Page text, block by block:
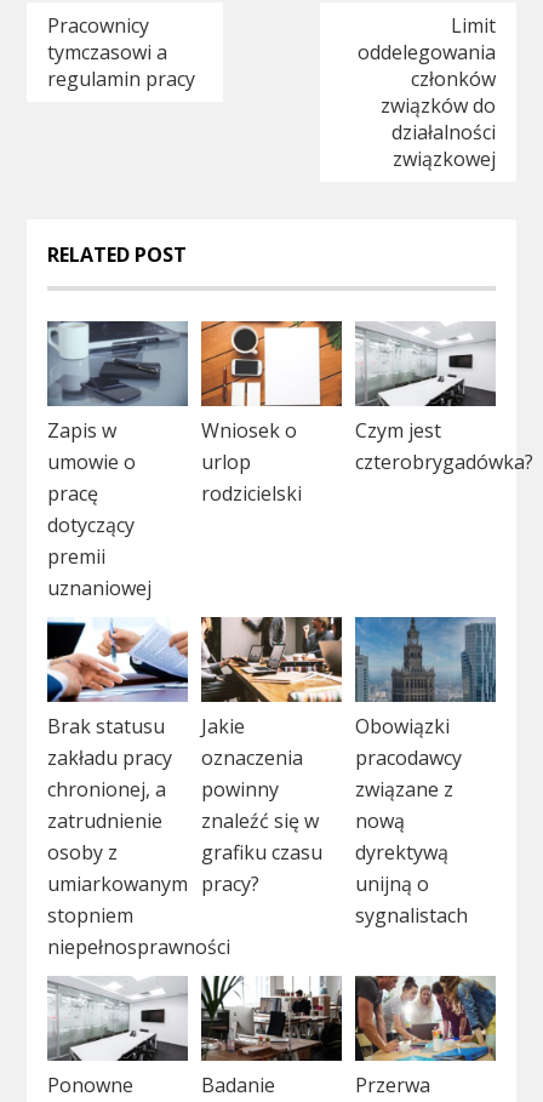
Nawigacja
wpisu
Pracownicy
tymczasowi a
regulamin pracy
Limit
oddelegowania
członków
związków do
działalności
związkowej
RELATED POST
Zapis w
umowie o
pracę
dotyczący
premii
uznaniowej
Wniosek o
urlop
rodzicielski
Czym jest
czterobrygadówka?
Brak statusu
zakładu pracy
chronionej, a
zatrudnienie
osoby z
umiarkowanym
stopniem
niepełnosprawności
Jakie
oznaczenia
powinny
znaleźć się w
grafiku czasu
pracy?
Obowiązki
pracodawcy
związane z
nową
dyrektywą
unijną o
sygnalistach
Ponowne Badanie Przerwa